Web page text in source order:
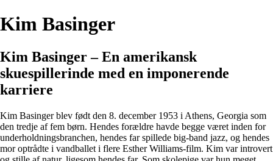
Kim Basinger
Kim Basinger – En amerikansk
skuespillerinde med en imponerende
karriere
Kim Basinger blev født den 8. december 1953 i Athens, Georgia som
den tredje af fem børn. Hendes forældre havde begge været inden for
underholdningsbranchen, hendes far spillede big-band jazz, og hendes
mor optrådte i vandballet i flere Esther Williams-film. Kim var introvert